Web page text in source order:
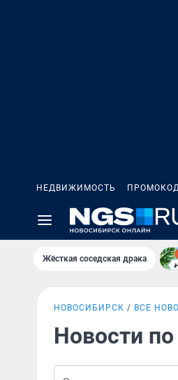
НЕДВИЖИМОСТЬ
Жёсткая соседская драка
НОВОСИБИРСК ВСЕ
Новости по